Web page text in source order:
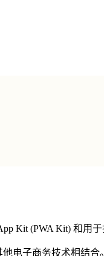
Kit (PWA Kit) 和用于
电子商务技术相结